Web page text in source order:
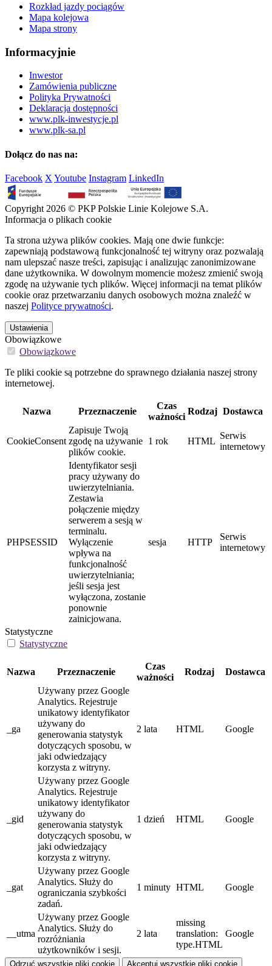
Rozkład jazdy pociągów
Mapa kolejowa
Mapa strony
Informacyjnie
Inwestor
Zamówienia publiczne
Polityka Prywatności
Deklaracja dostępności
www.plk-inwestycje.pl
www.plk-sa.pl
Dołącz do nas na:
Facebook X Youtube Instagram LinkedIn
Copyright 2026 © PKP Polskie Linie Kolejowe S.A.
Informacja o plikach cookie
Ta strona używa plików cookies. Mają one dwie funkcje:
zapewniają podstawową funkcjonalność tej witryny oraz pozwalają
nam ulepszać nasze treści, zapisując i analizując zanonimizowane
dane użytkownika. W dowolnym momencie możesz zmienić swoją
zgodę na używanie tych plików. Więcej informacji na temat plików
cookie oraz przetwarzaniu danych osobowych można znaleźć w
naszej Polityce prywatności.
Ustawienia
Obowiązkowe
Obowiązkowe
Te pliki cookie są potrzebne do sprawnego działania naszej strony
internetowej.
Nazwa Przeznaczenie
Czas
ważności
Rodzaj Dostawca
CookieConsent
Zapisuje Twoją
zgodę na używanie
plików cookie.
1 rok HTML
Serwis
internetowy
PHPSESSID
Identyfikator sesji
pracy używany do
uwierzytelniania.
Zestawia
połączenie między
serwerem a sesją w
terminalu.
Wyłączenie
wpływa na
funkcjonalność
uwierzytelniania;
jeśli sesja jest
wyłączona, zostanie
ponownie
zainicjowana.
sesja HTTP
Serwis
internetowy
Statystyczne
Statystyczne
Nazwa Przeznaczenie
Czas
ważności
Rodzaj Dostawca
_ga
Używany przez Google
Analytics. Rejestruje
unikatowy identyfikator
używany do
generowania statystyk
dotyczących sposobu, w
jaki odwiedzający
korzysta z witryny.
2 lata HTML Google
_gid
Używany przez Google
Analytics. Rejestruje
unikatowy identyfikator
używany do
generowania statystyk
dotyczących sposobu, w
jaki odwiedzający
korzysta z witryny.
1 dzień HTML Google
_gat
Używany przez Google
Analytics. Służy do
ograniczania szybkości
zadań.
1 minuty HTML Google
__utma
Używany przez Google
Analytics. Służy do
rozróżniania
użytkowników i sesji.
2 lata
missing
translation:
type.HTML
Google
Odrzuć wszystkie pliki cookie Akceptuj wszystkie pliki cookie